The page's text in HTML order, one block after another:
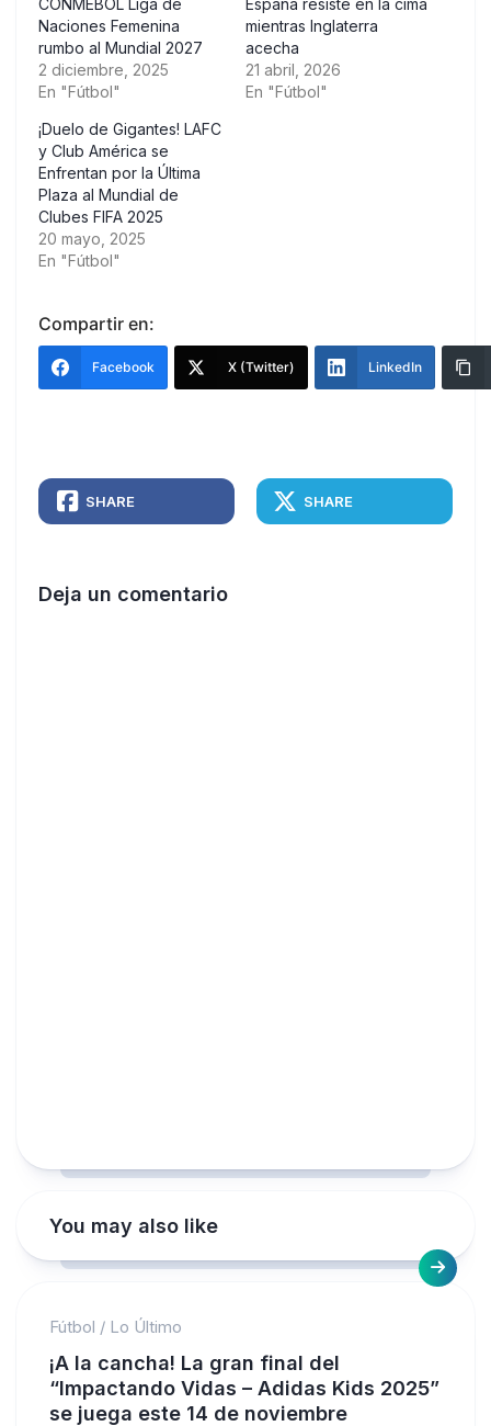
CONMEBOL Liga de
Naciones Femenina
rumbo al Mundial 2027
2 diciembre, 2025
En "Fútbol"
España resiste en la cima
mientras Inglaterra
acecha
21 abril, 2026
En "Fútbol"
¡Duelo de Gigantes! LAFC
y Club América se
Enfrentan por la Última
Plaza al Mundial de
Clubes FIFA 2025
20 mayo, 2025
En "Fútbol"
Compartir en:
Facebook X (Twitter) LinkedIn
SHARE SHARE
Deja un comentario
You may also like
Fútbol / Lo Último
¡A la cancha! La gran final del
“Impactando Vidas – Adidas Kids 2025”
se juega este 14 de noviembre